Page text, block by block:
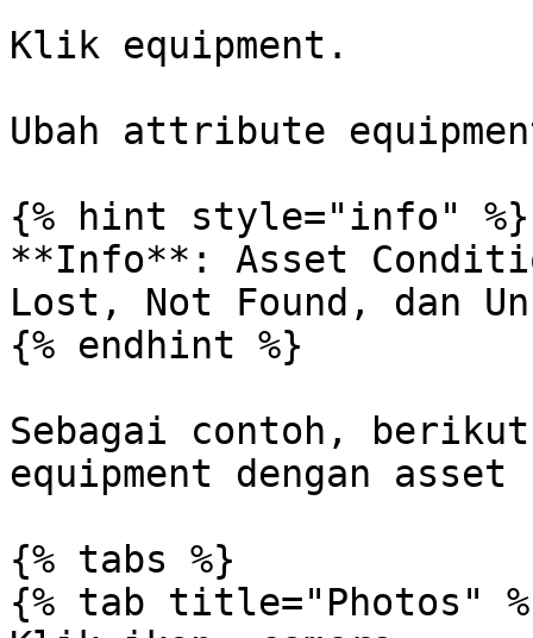
Klik equipment.
Ubah attribute
{% hint style="info" %}
**Info**: Asset
Lost, Not Found, dan
{% endhint %}
Sebagai contoh,
equipment dengan
{% tabs %}
{% tab title="Photos"